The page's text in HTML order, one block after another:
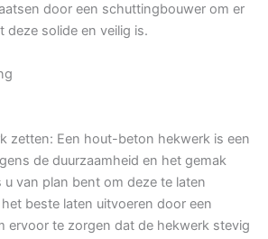
door een schuttingbouwer om er
deze solide en veilig is.
zetten: Een hout-beton hekwerk is een
de duurzaamheid en het gemak
van plan bent om deze te laten
beste laten uitvoeren door een
ervoor te zorgen dat de hekwerk stevig